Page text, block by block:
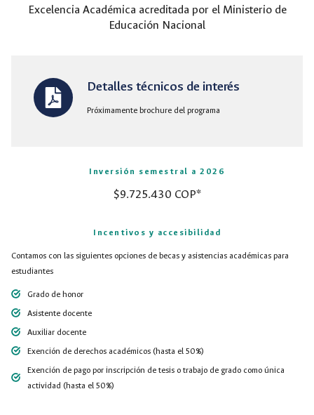
Excelencia Académica acreditada por el Ministerio de
Educación Nacional
Detalles técnicos de interés
Próximamente brochure del programa
Inversión semestral a 2026
$9.725.430 COP*
Incentivos y accesibilidad
Contamos con las siguientes opciones de becas y asistencias académicas para
estudiantes
Grado de honor
Asistente docente
Auxiliar docente
Exención de derechos académicos (hasta el 50%)
Exención de pago por inscripción de tesis o trabajo de grado como única
actividad (hasta el 50%)